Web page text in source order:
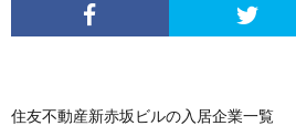
住友不動産新赤坂ビルの入居企業一覧